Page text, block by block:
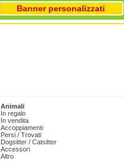
Banner personalizzati
Animali
In regalo
In vendita
Accoppiamenti
Persi / Trovati
Dogsitter / Catsitter
Accessori
Altro